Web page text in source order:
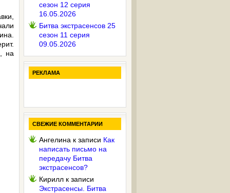
на
сезон 12 серия
16.05.2026
Битва экстрасенсов 25
сезон 11 серия
09.05.2026
РЕКЛАМА
СВЕЖИЕ КОММЕНТАРИИ
Ангелина к записи Как
написать письмо на
передачу Битва
экстрасенсов?
Кирилл к записи
Экстрасенсы. Битва